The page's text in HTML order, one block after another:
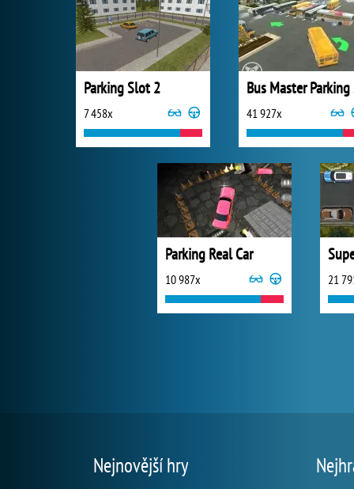
Parking Slot 2
7 458x 41 927x
Parking Real Car
10 987x 21
Nejnovější hry